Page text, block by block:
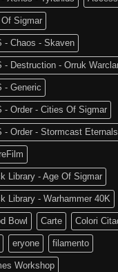
Sigmar
- Chaos - Skaven
- Destruction - Orruk
- Generic
- Order - Cities Of Sigmar
- Order - Stormcast Eternals
Library - Age Of Sigmar
Library - Warhammer 40K
Bowl Carte Colori
eryone filamento
Workshop